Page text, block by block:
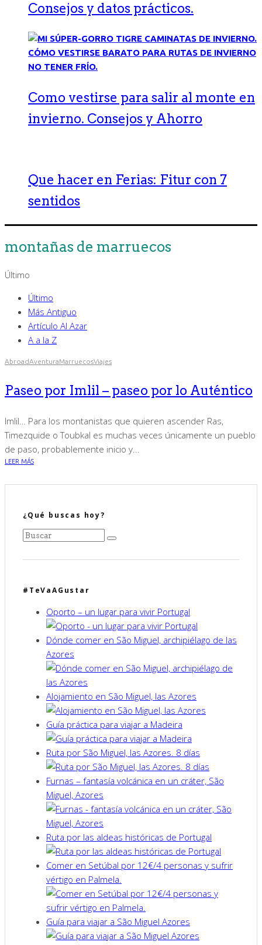
Consejos y datos prácticos.
Como vestirse para salir al monte en
invierno. Consejos y Ahorro
Que hacer en Ferias: Fitur con 7
sentidos
montañas de marruecos
Último
Último
Más Antiguo
Artículo Al Azar
A a la Z
AbroadAventuraMarruecosViajes
Paseo por Imlil – paseo por lo Auténtico
Imlil… Para los montanistas que quieren ascender Ras,
Timezquide o Toubkal es muchas veces únicamente un pueblo
de paso, probablemente inicio y...
LEER MÁS
¿Qué buscas hoy?
#TeVaAGustar
Oporto – un lugar para vivir Portugal
Dónde comer en São Miguel, archipiélago de las
Azores
Alojamiento en São Miguel, las Azores
Guía práctica para viajar a Madeira
Ruta por São Miguel, las Azores. 8 días
Furnas – fantasía volcánica en un cráter, São
Miguel, Azores
Ruta por las aldeas históricas de Portugal
Comer en Setúbal por 12€/4 personas y sufrir
vértigo en Palmela.
Guía para viajar a São Miguel Azores